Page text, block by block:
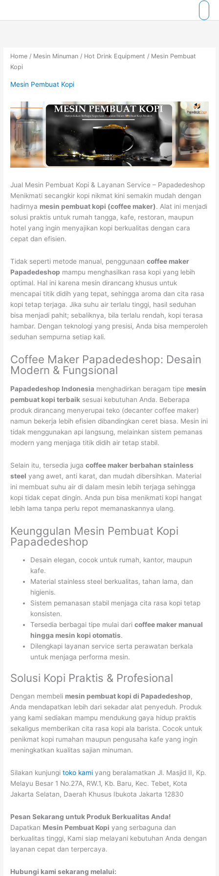
Home / Mesin Minuman / Hot Drink Equipment / Mesin Pembuat
Kopi
Mesin Pembuat Kopi
Jual Mesin Pembuat Kopi & Layanan Service – Papadedeshop
Menikmati secangkir kopi nikmat kini semakin mudah dengan
hadirnya mesin pembuat kopi (coffee maker). Alat ini menjadi
solusi praktis untuk rumah tangga, kafe, restoran, maupun
hotel yang ingin menyajikan kopi berkualitas dengan cara
cepat dan efisien.
Tidak seperti metode manual, penggunaancoffee maker
Papadedeshop mampu menghasilkan rasa kopi yang lebih
optimal. Hal ini karena mesin dirancang khusus untuk
mencapai titik didih yang tepat, sehingga aroma dan cita rasa
kopi tetap terjaga. Jika suhu air terlalu tinggi, hasil seduhan
bisa menjadi pahit; sebaliknya, bila terlalu rendah, kopi terasa
hambar. Dengan teknologi yang presisi, Anda bisa memperoleh
seduhan sempurna setiap kali.
Coffee Maker Papadedeshop: Desain
Modern & Fungsional
Papadedeshop Indonesia menghadirkan beragam tipe mesin
pembuat kopi terbaik sesuai kebutuhan Anda. Beberapa
produk dirancang menyerupai teko (decanter coffee maker)
namun bekerja lebih efisien dibandingkan ceret biasa. Mesin ini
tidak menggunakan api langsung, melainkan sistem pemanas
modern yang menjaga titik didih air tetap stabil.
Selain itu, tersedia jugacoffee maker berbahan stainless
steel yang awet, anti karat, dan mudah dibersihkan. Material
ini membuat suhu air di dalam mesin lebih terjaga sehingga
kopi tidak cepat dingin. Anda pun bisa menikmati kopi hangat
lebih lama tanpa perlu repot memanaskannya ulang.
Keunggulan Mesin Pembuat Kopi
Papadedeshop
Desain elegan, cocok untuk rumah, kantor, maupun
kafe.
Material stainless steel berkualitas, tahan lama, dan
higienis.
Sistem pemanasan stabil menjaga cita rasa kopi tetap
konsisten.
Tersedia berbagai tipe mulai daricoffee maker manual
hingga mesin kopi otomatis.
Dilengkapi layanan service serta perawatan berkala
untuk menjaga performa mesin.
Solusi Kopi Praktis & Profesional
Dengan membeli mesin pembuat kopi di Papadedeshop,
Anda mendapatkan lebih dari sekadar alat penyeduh. Produk
yang kami sediakan mampu mendukung gaya hidup praktis
sekaligus memberikan cita rasa kopi ala barista. Cocok untuk
penikmat kopi rumahan maupun pengusaha kafe yang ingin
meningkatkan kualitas sajian minuman.
Silakan kunjungitoko kami yang beralamatkan Jl. Masjid II, Kp.
Melayu Besar 1 No.27A, RW.1, Kb. Baru, Kec. Tebet, Kota
Jakarta Selatan, Daerah Khusus Ibukota Jakarta 12830
Pesan Sekarang untuk Produk Berkualitas Anda!
Dapatkan Mesin Pembuat Kopi yang serbaguna dan
berkualitas tinggi, Kami siap melayani kebutuhan Anda dengan
layanan cepat dan terpercaya.
Hubungi kami sekarang melalui: